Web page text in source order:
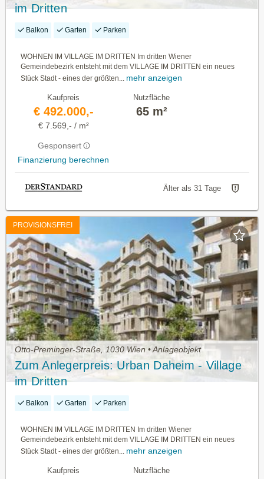
im Dritten
Balkon Garten Parken
WOHNEN IM VILLAGE IM DRITTEN Im dritten Wiener
Gemeindebezirk entsteht mit dem VILLAGE IM DRITTEN ein neues
Stück Stadt - eines der größten... mehr anzeigen
Kaufpreis
€ 492.000,-
€ 7.569,- / m²
Gesponsert
Finanzierung berechnen
Nutzfläche
65 m²
Älter als 31 Tage
PROVISIONSFREI
Otto-Preminger-Straße, 1030 Wien • Anlageobjekt
Zum Anlegerpreis: Urban Daheim - Village
im Dritten
Balkon Garten Parken
WOHNEN IM VILLAGE IM DRITTEN Im dritten Wiener
Gemeindebezirk entsteht mit dem VILLAGE IM DRITTEN ein neues
Stück Stadt - eines der größten...
mehr anzeigen
Kaufpreis Nutzfläche